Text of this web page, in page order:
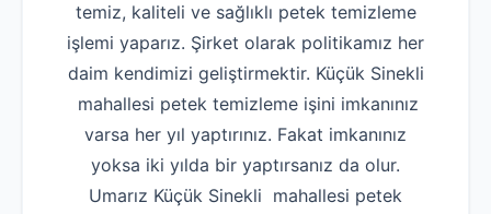
temiz, kaliteli ve sağlıklı petek temizleme
işlemi yaparız. Şirket olarak politikamız her
daim kendimizi geliştirmektir. Küçük Sinekli
mahallesi petek temizleme işini imkanınız
varsa her yıl yaptırınız. Fakat imkanınız
yoksa iki yılda bir yaptırsanız da olur.
Umarız Küçük Sinekli mahallesi petek